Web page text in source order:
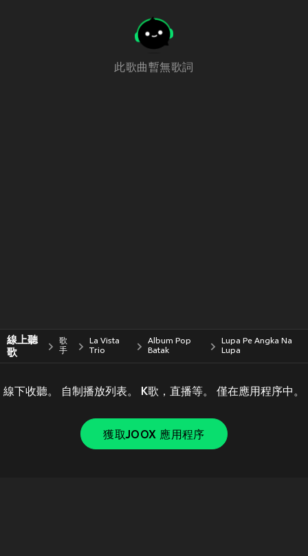
此歌曲暫無歌詞
線上聽
歌
歌
手
La Vista
Trio
Album Pop
Batak
Lupa Pe Angka Na
Lupa
線下收聽。 自制播放列表。 K歌，直播等。 僅在應用程序中。
獲取JOOX 應用程序